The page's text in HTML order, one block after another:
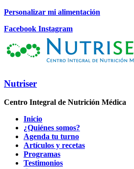
Personalizar mi alimentación
Facebook Instagram
Nutriser
Centro Integral de Nutrición Médica
Inicio
¿Quiénes somos?
Agenda tu turno
Artículos y recetas
Programas
Testimonios